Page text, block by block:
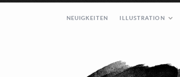
NEUIGKEITEN ILLUSTRATION